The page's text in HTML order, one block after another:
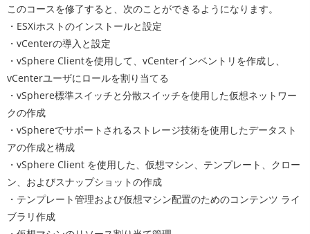
このコースを修了すると、次のことができるようになります。
・ESXiホストのインストールと設定
・vCenterの導入と設定
・vSphere Clientを使用して、vCenterインベントリを作成し、
vCenterユーザにロールを割り当てる
・vSphere標準スイッチと分散スイッチを使用した仮想ネットワー
クの作成
・vSphereでサポートされるストレージ技術を使用したデータスト
アの作成と構成
・vSphere Client を使用した、仮想マシン、テンプレート、クロー
ン、およびスナップショットの作成
・テンプレート管理および仮想マシン配置のためのコンテンツ ライ
ブラリ作成